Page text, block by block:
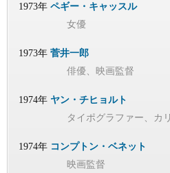
1973年 ペギー・キャッスル
女優
1973年 菅井一郎
俳優、映画監督
1974年 ヤン・チヒョルト
タイポグラファー、カ
1974年 コンプトン・ベネット
映画監督